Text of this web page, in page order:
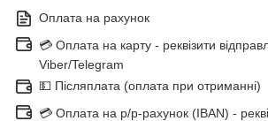
Оплата на рахунок
💳 Оплата на карту - реквізити
Viber/Telegram
💵 Післяплата (оплата при отриманні)
💳 Оплата на р/р-рахунок (IBAN) -